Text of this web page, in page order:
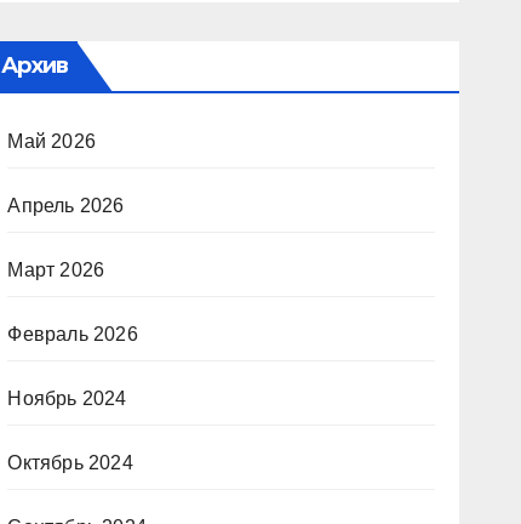
Архив
Май 2026
Апрель 2026
Март 2026
Февраль 2026
Ноябрь 2024
Октябрь 2024